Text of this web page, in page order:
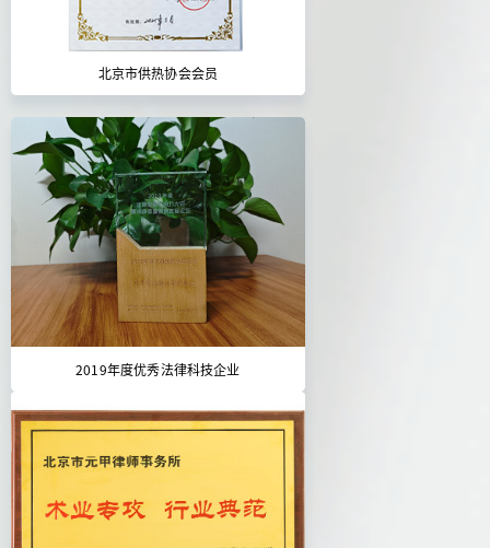
北京市供热协会会员
2019年度优秀法律科技企业